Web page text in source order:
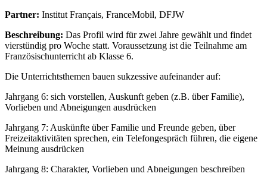
Partner: Institut Français, FranceMobil, DFJW
Beschreibung: Das Profil wird für zwei Jahre gewählt und findet
vierstündig pro Woche statt. Voraussetzung ist die Teilnahme am
Französischunterricht ab Klasse 6.
Die Unterrichtsthemen bauen sukzessive aufeinander auf:
Jahrgang 6: sich vorstellen, Auskunft geben (z.B. über Familie),
Vorlieben und Abneigungen ausdrücken
Jahrgang 7: Auskünfte über Familie und Freunde geben, über
Freizeitaktivitäten sprechen, ein Telefongespräch führen, die eigene
Meinung ausdrücken
Jahrgang 8: Charakter, Vorlieben und Abneigungen beschreiben